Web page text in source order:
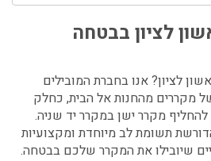
לציון בבטחה
לציון? אנו בחברת המובילים
מקררים מהחנות אל הבית, כחלק
מקרר ישן במקרר יד שניה.
תשומת לב מיוחדת ומקצועיות
שיובילו את המקרר שלכם בבטחה.